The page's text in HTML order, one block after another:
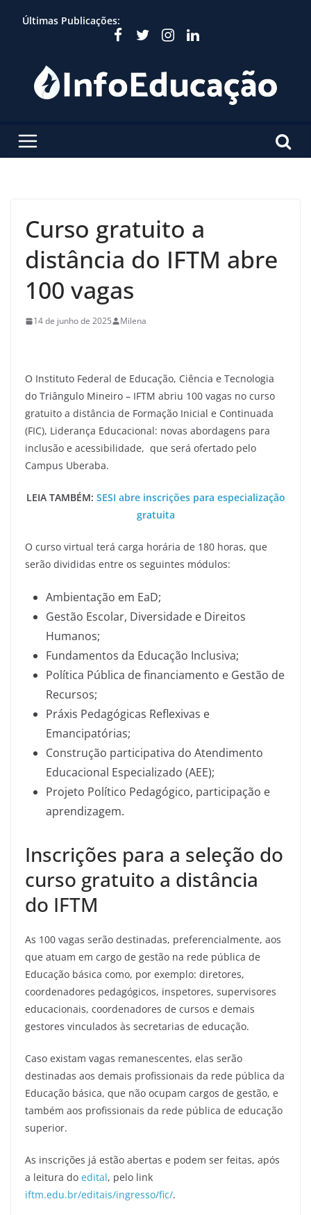
Últimas Publicações:
Curso gratuito a
distância do IFTM abre
100 vagas
14 de junho de 2025 Milena
O Instituto Federal de Educação, Ciência e Tecnologia
do Triângulo Mineiro – IFTM abriu 100 vagas no curso
gratuito a distância de Formação Inicial e Continuada
(FIC), Liderança Educacional: novas abordagens para
inclusão e acessibilidade, que será ofertado pelo
Campus Uberaba.
LEIA TAMBÉM: SESI abre inscrições para especialização
gratuita
O curso virtual terá carga horária de 180 horas, que
serão divididas entre os seguintes módulos:
Ambientação em EaD;
Gestão Escolar, Diversidade e Direitos
Humanos;
Fundamentos da Educação Inclusiva;
Política Pública de financiamento e Gestão de
Recursos;
Práxis Pedagógicas Reflexivas e
Emancipatórias;
Construção participativa do Atendimento
Educacional Especializado (AEE);
Projeto Político Pedagógico, participação e
aprendizagem.
Inscrições para a seleção do
curso gratuito a distância
do IFTM
As 100 vagas serão destinadas, preferencialmente, aos
que atuam em cargo de gestão na rede pública de
Educação básica como, por exemplo: diretores,
coordenadores pedagógicos, inspetores, supervisores
educacionais, coordenadores de cursos e demais
gestores vinculados às secretarias de educação.
Caso existam vagas remanescentes, elas serão
destinadas aos demais profissionais da rede pública da
Educação básica, que não ocupam cargos de gestão, e
também aos profissionais da rede pública de educação
superior.
As inscrições já estão abertas e podem ser feitas, após
a leitura do edital, pelo link
iftm.edu.br/editais/ingresso/fic/.